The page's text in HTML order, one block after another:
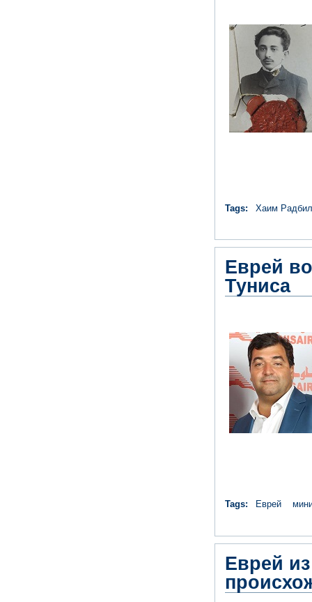
Tags: Хаим
Еврей
Туниса
Tags: Еврей
Еврей